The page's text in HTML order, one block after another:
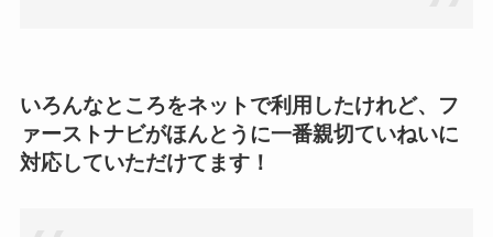
いろんなところをネットで利用したけれど、フ
ァーストナビがほんとうに一番親切ていねいに
対応していただけてます！